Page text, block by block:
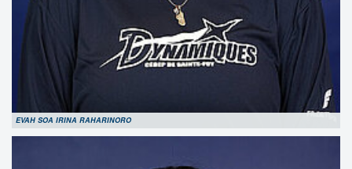
EVAH SOA IRINA RAHARINORO